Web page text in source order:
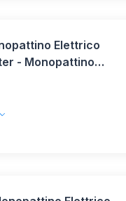
Elettrico
- Monopattino
55KM di
120KG mono